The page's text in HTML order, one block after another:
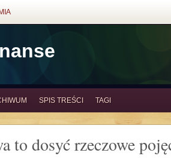
SPIS TREŚCI TAGI
to dosyć rzeczowe